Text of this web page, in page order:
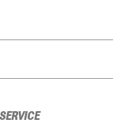
SERVICE